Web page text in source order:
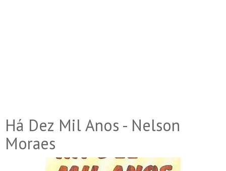
Há Dez Mil Anos - Nelson
Moraes